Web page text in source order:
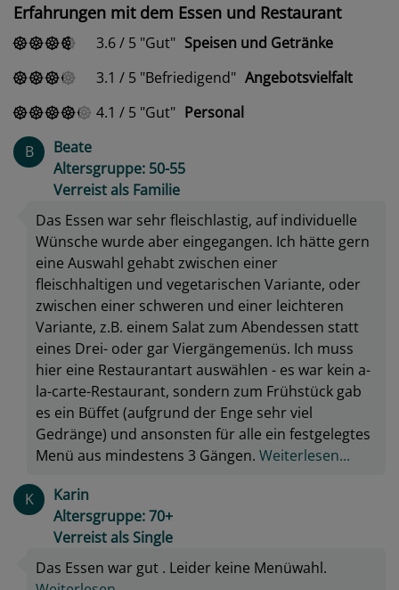
Erfahrungen mit dem Essen und Restaurant
3.6/ 5 Gut
Speisen und Getränke
3.1 / 5 Befriedigend
Angebotsvielfalt
4.1 / 5 Gut
Personal
B
Beate
Altersgruppe: 50-55
Verreist als Familie
Das Essen war sehr fleischlastig, auf individuelle
Wünsche wurde aber eingegangen. Ich hätte gern
eine Auswahl gehabt zwischen einer
fleischhaltigen und vegetarischen Variante, oder
zwischen einer schweren und einer leichteren
Variante, z.B. einem Salat zum Abendessen statt
eines Drei- oder gar Viergängemenüs. Ich muss
hier eine Restaurantart auswählen - es war kein a-
la-carte-Restaurant, sondern zum Frühstück gab
es ein Büffet (aufgrund der Enge sehr viel
Gedränge) und ansonsten für alle ein festgelegtes
Menü aus mindestens 3 Gängen. Weiterlesen...
K
Karin
Altersgruppe: 70+
Verreist als Single
Das Essen war gut . Leider keine Menüwahl.